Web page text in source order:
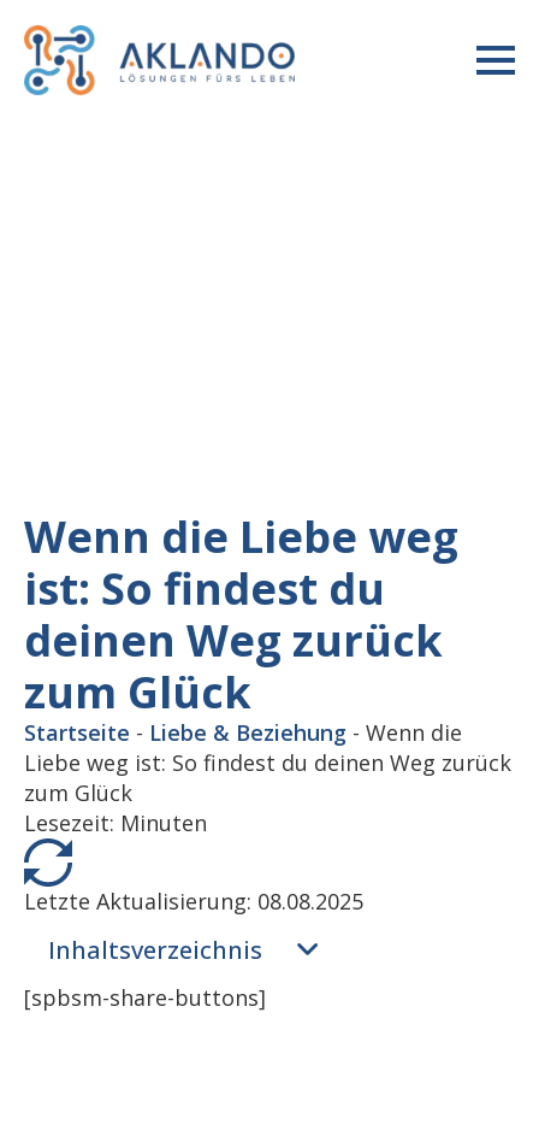
Wenn die Liebe weg
ist: So findest du
deinen Weg zurück
zum Glück
Startseite - Liebe & Beziehung - Wenn die
Liebe weg ist: So findest du deinen Weg zurück
zum Glück
Lesezeit: Minuten
Letzte Aktualisierung: 08.08.2025
Inhaltsverzeichnis
[spbsm-share-buttons]